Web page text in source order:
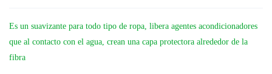
Es un suavizante para todo tipo de ropa, libera agentes acondicionadores
que al contacto con el agua, crean una capa protectora alrededor de la
fibra